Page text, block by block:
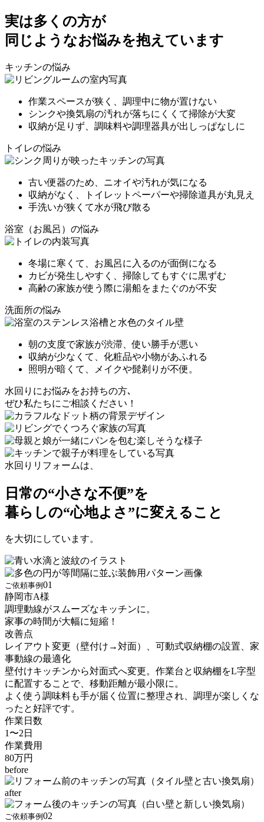
実は多くの方が
同じようなお悩みを抱えています
キッチンの悩み
作業スペースが狭く、調理中に物が置けない
シンクや換気扇の汚れが落ちにくくて掃除が大変
収納が足りず、調味料や調理器具が出しっぱなしに
トイレの悩み
古い便器のため、ニオイや汚れが気になる
収納がなく、トイレットペーパーや掃除道具が丸見え
手洗いが狭くて水が飛び散る
浴室（お風呂）の悩み
冬場に寒くて、お風呂に入るのが面倒になる
カビが発生しやすく、掃除してもすぐに黒ずむ
高齢の家族が使う際に湯船をまたぐのが不安
洗面所の悩み
朝の支度で家族が渋滞、使い勝手が悪い
収納が少なくて、化粧品や小物があふれる
照明が暗くて、メイクや髭剃りが不便。
水回りにお悩みをお持ちの方､
ぜひ私たちにご相談ください！
水回りリフォームは、
日常の“小さな不便”を
暮らしの“心地よさ”に変えること
を大切にしています。
ご依頼事例 01
静岡市A様
調理動線がスムーズなキッチンに。
家事の時間が大幅に短縮！
改善点
レイアウト変更（壁付け→対面）、可動式収納棚の設置、家
事動線の最適化
壁付けキッチンから対面式へ変更。作業台と収納棚をL字型
に配置することで、移動距離が最小限に。
よく使う調味料も手が届く位置に整理され、調理が楽しくな
ったと好評です。
作業日数
1〜2日
作業費用
80万円
before
after
ご依頼事例 02